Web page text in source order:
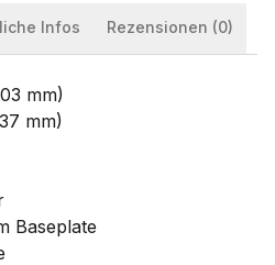
Infos Rezensionen (0)
mm)
mm)
Baseplate